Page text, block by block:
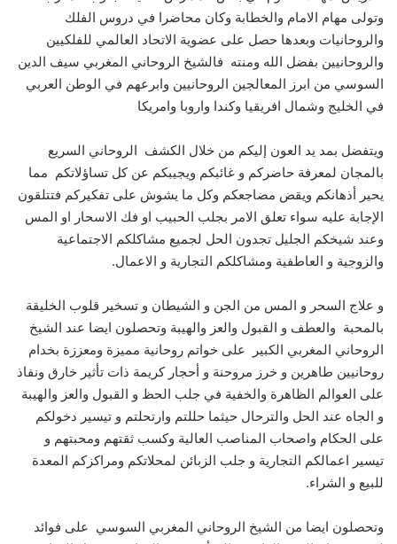
وتولى مهام الامام والخطابة وكان محاضرا في دروس الفلك
والروحانيات وبعدها حصل على عضوية الاتحاد العالمي للفلكيين
والروحانيين بفضل الله ومنته فالشيخ الروحاني المغربي سيف الدين
السوسي من ابرز المعالجين الروحانيين وابرعهم في الوطن العربي
في الخليج وشمال افريقيا وكندا واروبا وامريكا
ويتفضل بمد يد العون إليكم من خلال الكشف الروحاني السريع
بالمجان لمعرفة حاضركم و غائبكم ويجيبكم عن كل تساؤلاتكم مما
يحير أذهانكم ويقض مضاجعكم وكل ما يشوش على تفكيركم فتتلقون
الإجابة عليه سواء تعلق الامر بجلب الحبيب او فك الاسحار او المس
وعند شيخكم الجليل تجدون الحل لجميع مشاكلكم الاجتماعية
والزوجية و العاطفية ومشاكلكم التجارية و الاعمال.
و علاج السحر و المس من الجن و الشيطان و تسخير قلوب الخليقة
بالمحبة والعطف و القبول والعز والهيبة وتحصلون ايضا عند الشيخ
الروحاني المغربي الكبير على خواتم روحانية مميزة ومعززة بخدام
روحانيين طاهرين و خرز مروحنة و أحجار كريمة ذات تأثير خارق ونفاذ
على العوالم الظاهرة والخفية في جلب الحظ و القبول والعز والهيبة
و الجاه عند الحل والترحال حيثما حللتم وارتحلتم و تيسير دخولكم
على الحكام واصحاب المناصب العالية وكسب ثقتهم ومحبتهم و
تيسير اعمالكم التجارية و جلب الزبائن لمحلاتكم ومراكزكم المعدة
للبيع و الشراء.
وتحصلون ايضا من الشيخ الروحاني المغربي السوسي على فوائد